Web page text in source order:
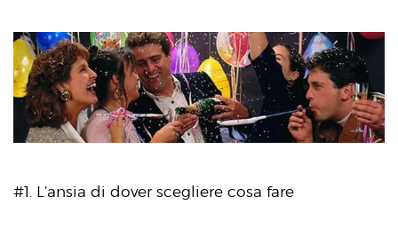
#1. L’ansia di dover scegliere cosa fare